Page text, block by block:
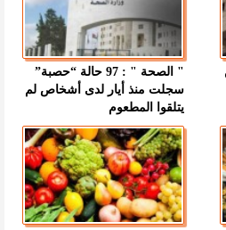
" الصحة " : 97 حالة “حصبة”
سجلت منذ أيار لدى أشخاص لم
يتلقوا المطعوم